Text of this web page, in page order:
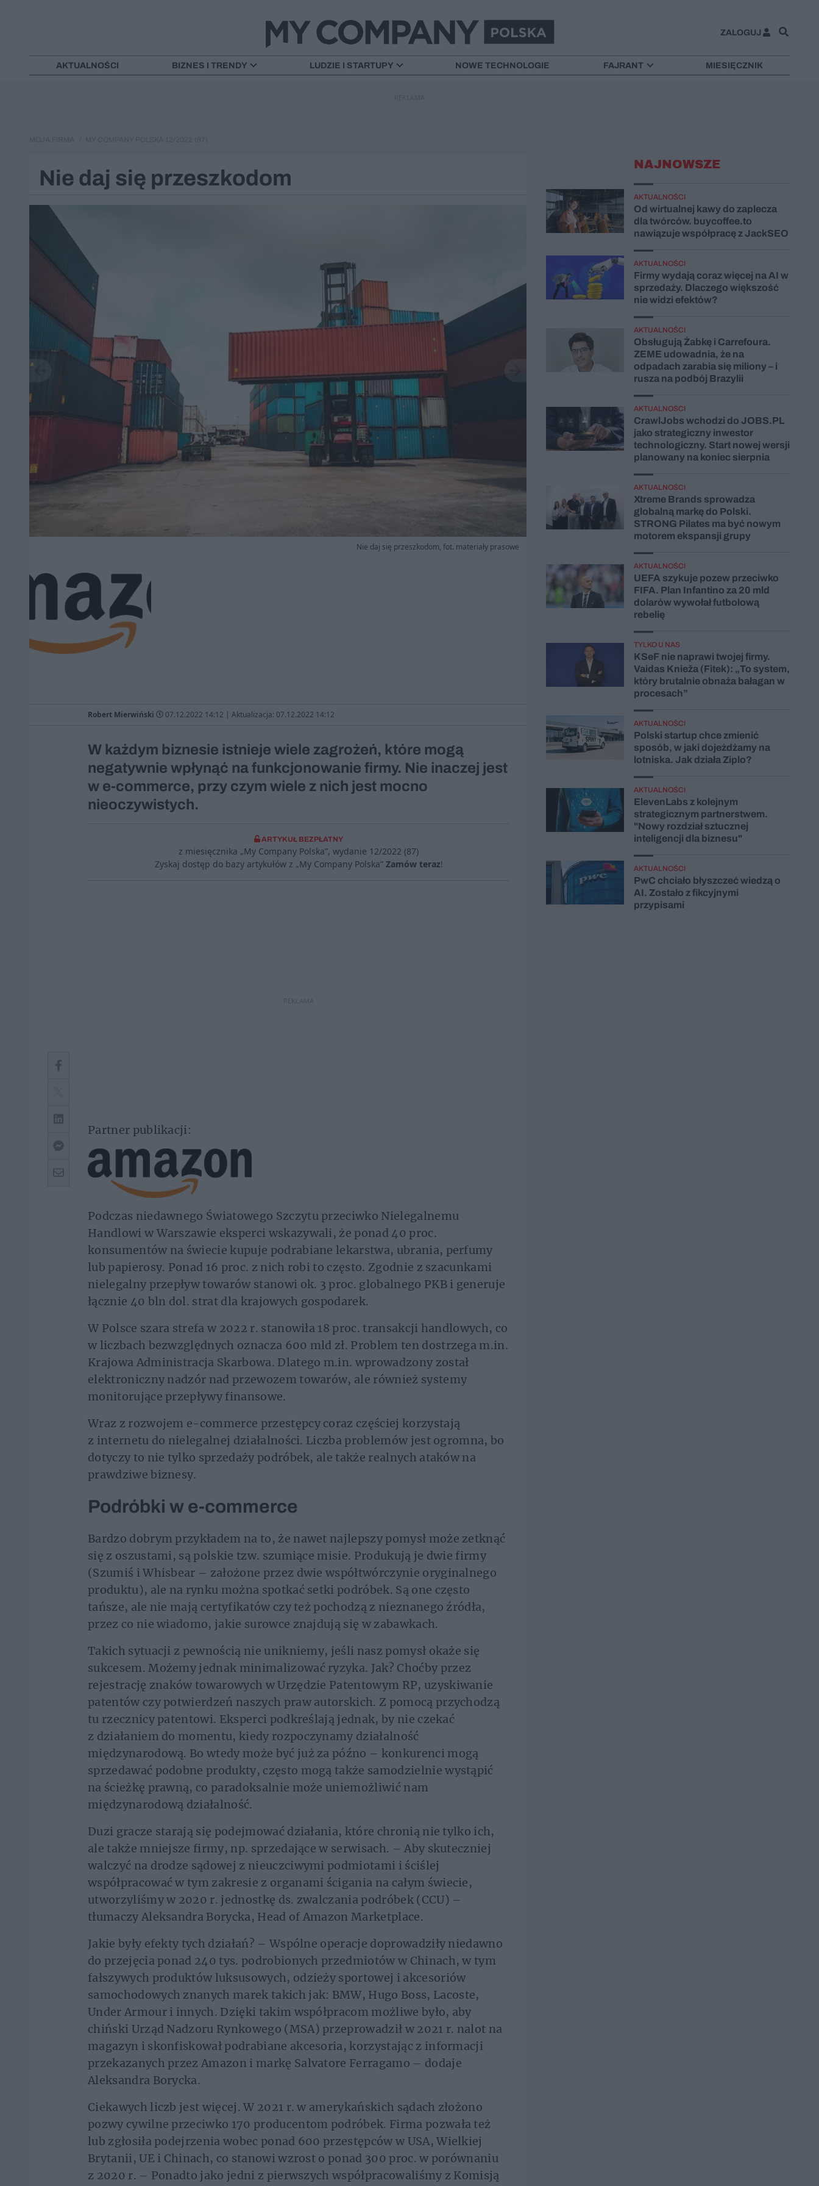
ZALOGUJ
AKTUALNOŚCI BIZNES I TRENDY LUDZIE I STARTUPY NOWE TECHNOLOGIE FAJRANT MIESIĘCZNIK
Nie daj się przeszkodom
Nie daj się przeszkodom, fot. materiały prasowe
Zamknij
Robert Mierwiński 07.12.2022 14:12 | Aktualizacja: 07.12.2022 14:12
W każdym biznesie istnieje wiele zagrożeń, które mogą
negatywnie wpłynąć na funkcjonowanie firmy. Nie inaczej jest
w e-commerce, przy czym wiele z nich jest mocno
nieoczywistych.
ARTYKUŁ BEZPŁATNY
z miesięcznika „My Company Polska”, wydanie 12/2022 (87)
Zyskaj dostęp do bazy artykułów z „My Company Polska” Zamów teraz!
REKLAMA
Partner publikacji:
Podczas niedawnego Światowego Szczytu przeciwko Nielegalnemu
Handlowi w Warszawie eksperci wskazywali, że ponad 40 proc.
konsumentów na świecie kupuje podrabiane lekarstwa, ubrania, perfumy
lub papierosy. Ponad 16 proc. z nich robi to często. Zgodnie z szacunkami
nielegalny przepływ towarów stanowi ok. 3 proc. globalnego PKB i generuje
łącznie 40 bln dol. strat dla krajowych gospodarek.
W Polsce szara strefa w 2022 r. stanowiła 18 proc. transakcji handlowych, co
w liczbach bezwzględnych oznacza 600 mld zł. Problem ten dostrzega m.in.
Krajowa Administracja Skarbowa. Dlatego m.in. wprowadzony został
elektroniczny nadzór nad przewozem towarów, ale również systemy
monitorujące przepływy finansowe.
Wraz z rozwojem e-commerce przestępcy coraz częściej korzystają
z internetu do nielegalnej działalności. Liczba problemów jest ogromna, bo
dotyczy to nie tylko sprzedaży podróbek, ale także realnych ataków na
prawdziwe biznesy.
Podróbki w e-commerce
Bardzo dobrym przykładem na to, że nawet najlepszy pomysł może zetknąć
się z oszustami, są polskie tzw. szumiące misie. Produkują je dwie firmy
(Szumiś i Whisbear – założone przez dwie współtwórczynie oryginalnego
produktu), ale na rynku można spotkać setki podróbek. Są one często
tańsze, ale nie mają certyfikatów czy też pochodzą z nieznanego źródła,
przez co nie wiadomo, jakie surowce znajdują się w zabawkach.
Takich sytuacji z pewnością nie unikniemy, jeśli nasz pomysł okaże się
sukcesem. Możemy jednak minimalizować ryzyka. Jak? Choćby przez
rejestrację znaków towarowych w Urzędzie Patentowym RP, uzyskiwanie
patentów czy potwierdzeń naszych praw autorskich. Z pomocą przychodzą
tu rzecznicy patentowi. Eksperci podkreślają jednak, by nie czekać
z działaniem do momentu, kiedy rozpoczynamy działalność
międzynarodową. Bo wtedy może być już za późno – konkurenci mogą
sprzedawać podobne produkty, często mogą także samodzielnie wystąpić
na ścieżkę prawną, co paradoksalnie może uniemożliwić nam
międzynarodową działalność.
Duzi gracze starają się podejmować działania, które chronią nie tylko ich,
ale także mniejsze firmy, np. sprzedające w serwisach. – Aby skuteczniej
walczyć na drodze sądowej z nieuczciwymi podmiotami i ściślej
współpracować w tym zakresie z organami ścigania na całym świecie,
utworzyliśmy w 2020 r. jednostkę ds. zwalczania podróbek (CCU) –
tłumaczy Aleksandra Borycka, Head of Amazon Marketplace.
Jakie były efekty tych działań? – Wspólne operacje doprowadziły niedawno
do przejęcia ponad 240 tys. podrobionych przedmiotów w Chinach, w tym
fałszywych produktów luksusowych, odzieży sportowej i akcesoriów
samochodowych znanych marek takich jak: BMW, Hugo Boss, Lacoste,
Under Armour i innych. Dzięki takim współpracom możliwe było, aby
chiński Urząd Nadzoru Rynkowego (MSA) przeprowadził w 2021 r. nalot na
magazyn i skonfiskował podrabiane akcesoria, korzystając z informacji
przekazanych przez Amazon i markę Salvatore Ferragamo – dodaje
Aleksandra Borycka.
Ciekawych liczb jest więcej. W 2021 r. w amerykańskich sądach złożono
pozwy cywilne przeciwko 170 producentom podróbek. Firma pozwała też
lub zgłosiła podejrzenia wobec ponad 600 przestępców w USA, Wielkiej
Brytanii, UE i Chinach, co stanowi wzrost o ponad 300 proc. w porównaniu
z 2020 r. – Ponadto jako jedni z pierwszych współpracowaliśmy z Komisją
NAJNOWSZE
AKTUALNOŚCI
Od wirtualnej kawy do zaplecza
dla twórców. buycoffee.to
nawiązuje współpracę z JackSEO
AKTUALNOŚCI
Firmy wydają coraz więcej na AI w
sprzedaży. Dlaczego większość
nie widzi efektów?
AKTUALNOŚCI
Obsługują Żabkę i Carrefoura.
ZEME udowadnia, że na
odpadach zarabia się miliony – i
rusza na podbój Brazylii
AKTUALNOŚCI
CrawlJobs wchodzi do JOBS.PL
jako strategiczny inwestor
technologiczny. Start nowej wersji
planowany na koniec sierpnia
AKTUALNOŚCI
Xtreme Brands sprowadza
globalną markę do Polski.
STRONG Pilates ma być nowym
motorem ekspansji grupy
AKTUALNOŚCI
UEFA szykuje pozew przeciwko
FIFA. Plan Infantino za 20 mld
dolarów wywołał futbolową
rebelię
TYLKO U NAS
KSeF nie naprawi twojej firmy.
Vaidas Knieža (Fitek): „To system,
który brutalnie obnaża bałagan w
procesach”
AKTUALNOŚCI
Polski startup chce zmienić
sposób, w jaki dojeżdżamy na
lotniska. Jak działa Ziplo?
AKTUALNOŚCI
ElevenLabs z kolejnym
strategicznym partnerstwem.
"Nowy rozdział sztucznej
inteligencji dla biznesu"
AKTUALNOŚCI
PwC chciało błyszczeć wiedzą o
AI. Zostało z fikcyjnymi
przypisami